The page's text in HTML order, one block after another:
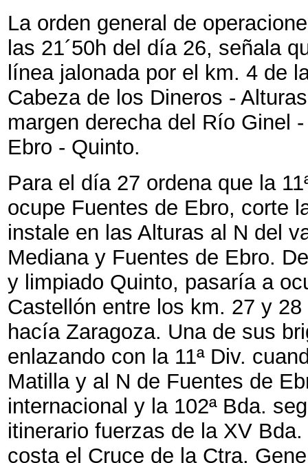
La orden general de
las 21´50h del día 26, señala
línea jalonada por el km. 4 de
Cabeza de los Dineros -
margen derecha del Río Ginel
Ebro - Quinto.
Para el día 27 ordena que la
ocupe Fuentes de Ebro, corte
instale en las Alturas al N del
Mediana y Fuentes de Ebro.
y limpiado Quinto, pasaría a
Castellón entre los km. 27 y
hacía Zaragoza. Una de sus
enlazando con la 11ª Div.
Matilla y al N de Fuentes de
internacional y la 102ª Bda.
itinerario fuerzas de la XV
costa el Cruce de la Ctra.